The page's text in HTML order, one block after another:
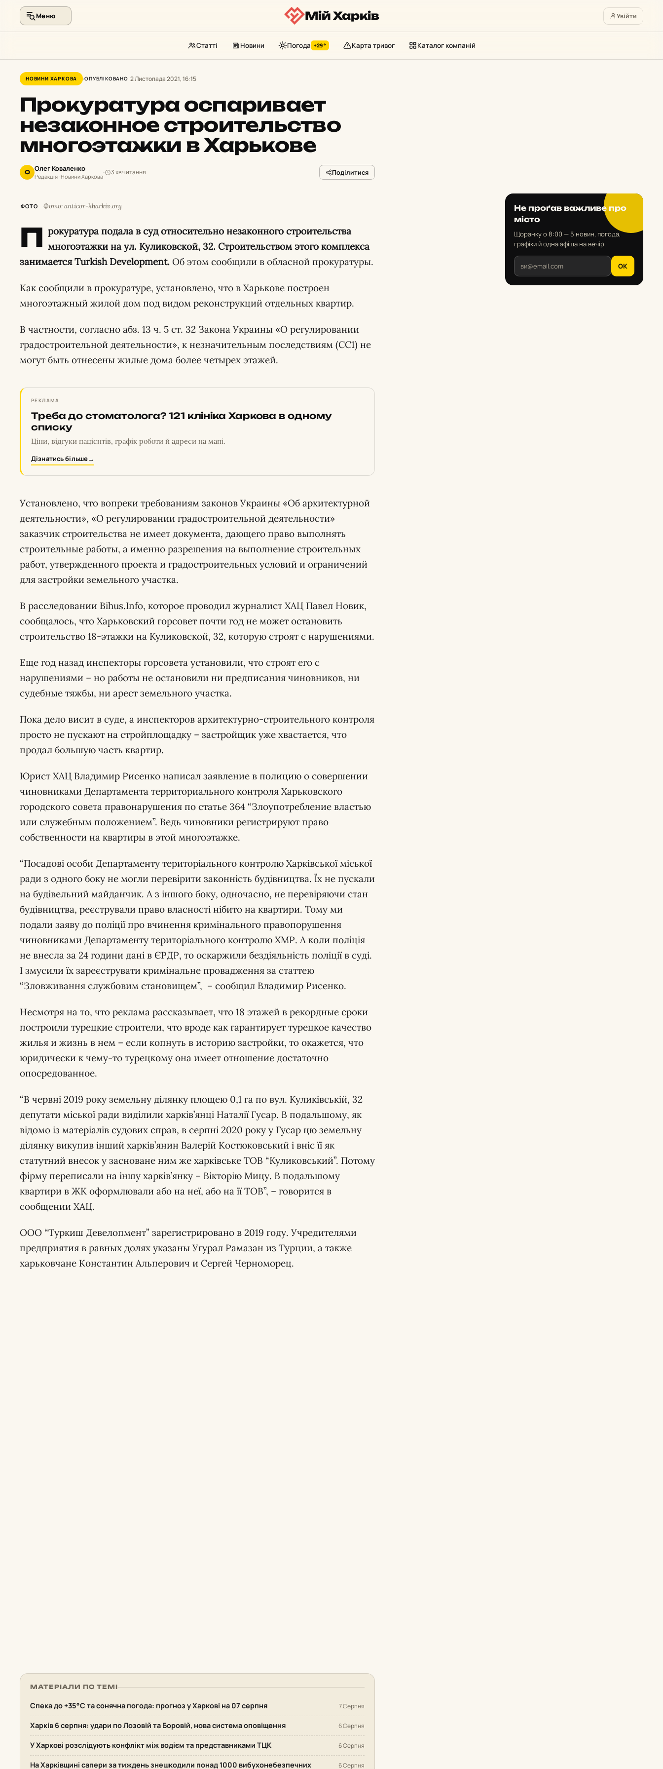
контенту
Меню Мій Харків Увійти
Статті Новини Погода +29° Карта тривог Каталог компаній
НОВИНИ ХАРКОВА ОПУБЛІКОВАНО 2 Листопада 2021, 16:15
Прокуратура оспаривает
незаконное строительство
многоэтажки в Харькове
О Олег Коваленко
Редакція · Новини Харкова
3 хв читання Поділитися
ФОТО Фото: anticor-kharkiv.org
П рокуратура подала в суд относительно незаконного строительства
многоэтажки на ул. Куликовской, 32. Строительством этого комплекса
занимается Turkish Development. Об этом сообщили в обласной прокуратуры.
Как сообщили в прокуратуре, установлено, что в Харькове построен
многоэтажный жилой дом под видом реконструкций отдельных квартир.
В частности, согласно абз. 13 ч. 5 ст. 32 Закона Украины «О регулировании
градостроительной деятельности», к незначительным последствиям (СС1) не
могут быть отнесены жилые дома более четырех этажей.
РЕКЛАМА
Треба до стоматолога? 121 клініка Харкова в одному
списку
Ціни, відгуки пацієнтів, графік роботи й адреси на мапі.
Дізнатись більше→
Установлено, что вопреки требованиям законов Украины «Об архитектурной
деятельности», «О регулировании градостроительной деятельности»
заказчик строительства не имеет документа, дающего право выполнять
строительные работы, а именно разрешения на выполнение строительных
работ, утвержденного проекта и градостроительных условий и ограничений
для застройки земельного участка.
В расследовании Bihus.Info, которое проводил журналист ХАЦ Павел Новик,
сообщалось, что Харьковский горсовет почти год не может остановить
строительство 18-этажки на Куликовской, 32, которую строят с нарушениями.
Еще год назад инспекторы горсовета установили, что строят его с
нарушениями – но работы не остановили ни предписания чиновников, ни
судебные тяжбы, ни арест земельного участка.
Пока дело висит в суде, а инспекторов архитектурно-строительного контроля
просто не пускают на стройплощадку – застройщик уже хвастается, что
продал большую часть квартир.
Юрист ХАЦ Владимир Рисенко написал заявление в полицию о совершении
чиновниками Департамента территориального контроля Харьковского
городского совета правонарушения по статье 364 “Злоупотребление властью
или служебным положением”. Ведь чиновники регистрируют право
собственности на квартиры в этой многоэтажке.
“Посадові особи Департаменту територіального контролю Харківської міської
ради з одного боку не могли перевірити законність будівництва. Їх не пускали
на будівельний майданчик. А з іншого боку, одночасно, не перевіряючи стан
будівництва, реєстрували право власності нібито на квартири. Тому ми
подали заяву до поліції про вчинення кримінального правопорушення
чиновниками Департаменту територіального контролю ХМР. А коли поліція
не внесла за 24 години дані в ЄРДР, то оскаржили бездіяльність поліції в суді.
І змусили їх зареєструвати кримінальне провадження за статтею
“Зловживання службовим становищем”, – сообщил Владимир Рисенко.
Несмотря на то, что реклама рассказывает, что 18 этажей в рекордные сроки
построили турецкие строители, что вроде как гарантирует турецкое качество
жилья и жизнь в нем – если копнуть в историю застройки, то окажется, что
юридически к чему-то турецкому она имеет отношение достаточно
опосредованное.
“В червні 2019 року земельну ділянку площею 0,1 га по вул. Куликівській, 32
депутати міської ради виділили харків’янці Наталії Гусар. В подальшому, як
відомо із матеріалів судових справ, в серпні 2020 року у Гусар цю земельну
ділянку викупив інший харків’янин Валерій Костюковський і вніс її як
статутний внесок у засноване ним же харківське ТОВ “Куликовський”. Потому
фірму переписали на іншу харків’янку – Вікторію Мицу. В подальшому
квартири в ЖК оформлювали або на неї, або на її ТОВ”, – говорится в
сообщении ХАЦ.
ООО “Туркиш Девелопмент” зарегистрировано в 2019 году. Учредителями
предприятия в равных долях указаны Угурал Рамазан из Турции, а также
харьковчане Константин Альперович и Сергей Черноморец.
МАТЕРІАЛИ ПО ТЕМІ
Спека до +35°С та сонячна погода: прогноз у Харкові на 07 серпня 7 Серпня
Харків 6 серпня: удари по Лозовій та Боровій, нова система оповіщення 6 Серпня
У Харкові розслідують конфлікт між водієм та представниками ТЦК 6 Серпня
На Харківщині сапери за тиждень знешкодили понад 1000 вибухонебезпечних 6 Серпня
Не проґав важливе про
місто
Щоранку о 8:00 — 5 новин, погода,
графіки й одна афіша на вечір.
OK